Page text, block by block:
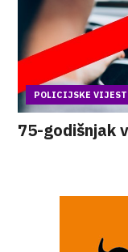
POLICIJSKE
75-godišnjak